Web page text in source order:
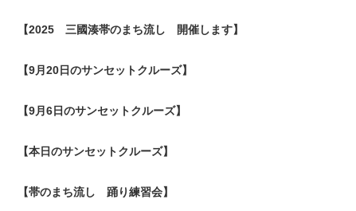
【2025 三國湊帯のまち流し 開催します】
【9月20日のサンセットクルーズ】
【9月6日のサンセットクルーズ】
【本日のサンセットクルーズ】
【帯のまち流し 踊り練習会】